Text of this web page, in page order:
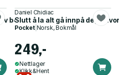
bedre, yt mer og lev lenger
Daniel Chidiac
Slutt å la alt gå innpå deg -
Pocket| Norsk, Bokmål
249,-
Nettlager
Klikk&Hent